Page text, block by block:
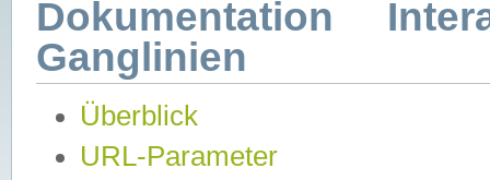
Dokumentation
Ganglinien
Überblick
URL-Parameter